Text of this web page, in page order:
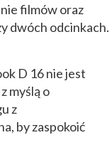
filmów oraz
dwóch odcinkach.
D 16 nie jest
myślą o
z
by zaspokoić